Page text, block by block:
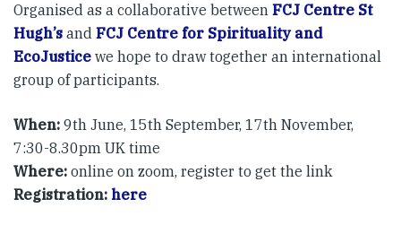
Organised as a collaborative between FCJ Centre St
Hugh’s and FCJ Centre for Spirituality and
EcoJustice we hope to draw together an international
group of participants.
When: 9th June, 15th September, 17th November,
7:30-8.30pm UK time
Where: online on zoom, register to get the link
Registration: here